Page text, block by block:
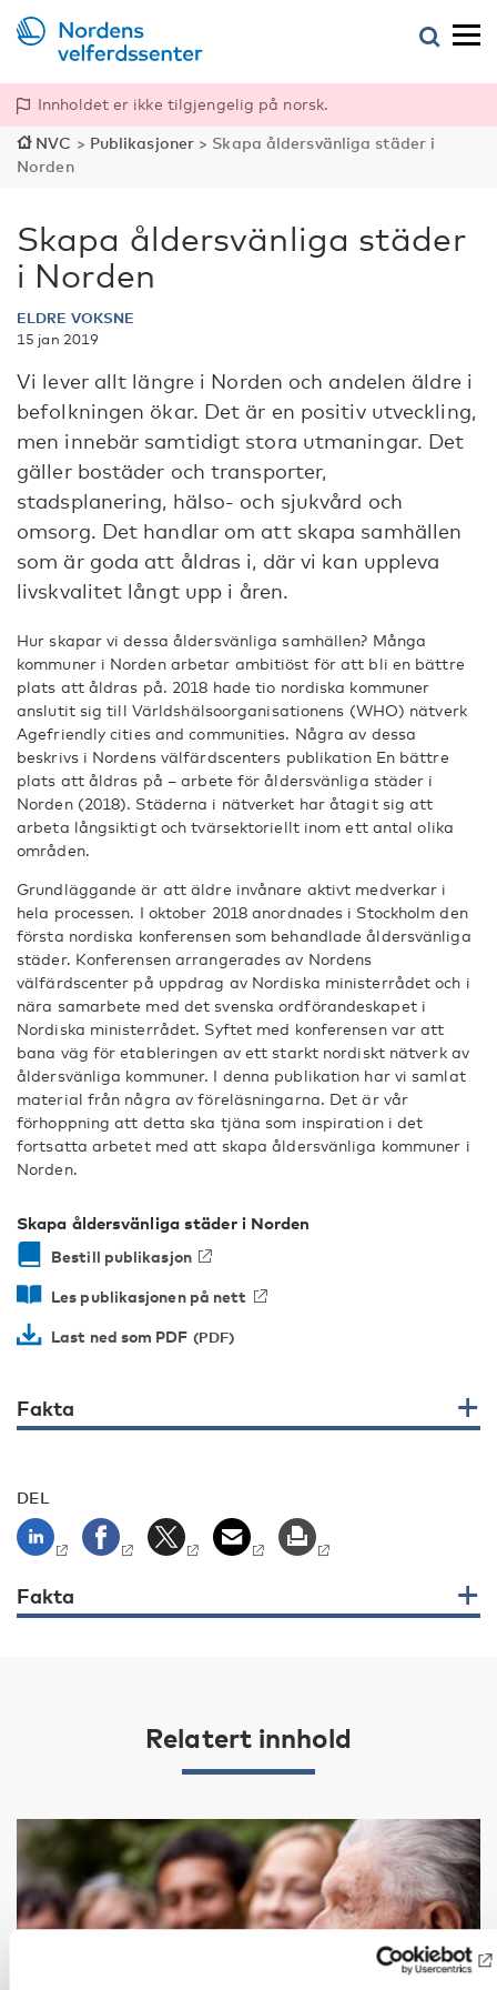
Innholdet er ikke tilgjengelig på norsk.
NVC > Publikasjoner > Skapa åldersvänliga städer i
Norden
Skapa åldersvänliga städer
i Norden
ELDRE VOKSNE
15 jan 2019
Vi lever allt längre i Norden och andelen äldre i
befolkningen ökar. Det är en positiv utveckling,
men innebär samtidigt stora utmaningar. Det
gäller bostäder och transporter,
stadsplanering, hälso- och sjukvård och
omsorg. Det handlar om att skapa samhällen
som är goda att åldras i, där vi kan uppleva
livskvalitet långt upp i åren.
Hur skapar vi dessa åldersvänliga samhällen? Många
kommuner i Norden arbetar ambitiöst för att bli en bättre
plats att åldras på. 2018 hade tio nordiska kommuner
anslutit sig till Världshälsoorganisationens (WHO) nätverk
Agefriendly cities and communities. Några av dessa
beskrivs i Nordens välfärdscenters publikation En bättre
plats att åldras på – arbete för åldersvänliga städer i
Norden (2018). Städerna i nätverket har åtagit sig att
arbeta långsiktigt och tvärsektoriellt inom ett antal olika
områden.
Grundläggande är att äldre invånare aktivt medverkar i
hela processen. I oktober 2018 anordnades i Stockholm den
första nordiska konferensen som behandlade åldersvänliga
städer. Konferensen arrangerades av Nordens
välfärdscenter på uppdrag av Nordiska ministerrådet och i
nära samarbete med det svenska ordförandeskapet i
Nordiska ministerrådet. Syftet med konferensen var att
bana väg för etableringen av ett starkt nordiskt nätverk av
åldersvänliga kommuner. I denna publikation har vi samlat
material från några av föreläsningarna. Det är vår
förhoppning att detta ska tjäna som inspiration i det
fortsatta arbetet med att skapa åldersvänliga kommuner i
Norden.
Skapa åldersvänliga städer i Norden
Bestill publikasjon
Les publikasjonen på nett
Last ned som PDF
Fakta
DEL
Fakta
Relatert innhold